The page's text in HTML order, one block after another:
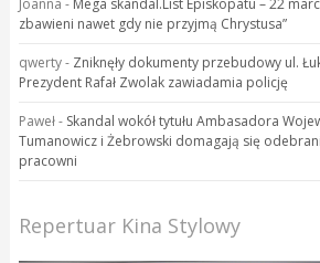
zbawieni nawet gdy nie przyjmą Chrystusa”
qwerty- Zniknęły dokumenty przebudowy ul.
Prezydent Rafał Zwolak zawiadamia policję
Paweł- Skandal wokół tytułu Ambasadora
Tumanowicz i Żebrowski domagają się
pracowni
Repertuar Kina Stylowy